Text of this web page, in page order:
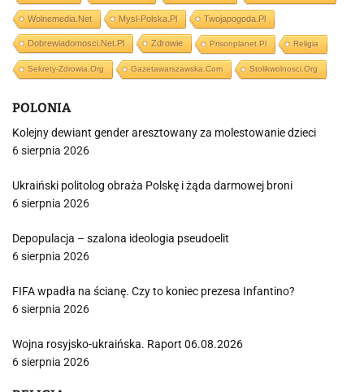
Wolnemedia.net Mysl-Polska.pl Twojapogoda.pl
Dobrewiadomosci.net.pl Zdrowie Prisonplanet.pl Religia
Sekrety-Zdrowia.org Gazetawarszawska.com Stolikwolnosci.org
POLONIA
Kolejny dewiant gender aresztowany za molestowanie dzieci
6 sierpnia 2026
Ukraiński politolog obraża Polskę i żąda darmowej broni
6 sierpnia 2026
Depopulacja – szalona ideologia pseudoelit
6 sierpnia 2026
FIFA wpadła na ścianę. Czy to koniec prezesa Infantino?
6 sierpnia 2026
Wojna rosyjsko-ukraińska. Raport 06.08.2026
6 sierpnia 2026